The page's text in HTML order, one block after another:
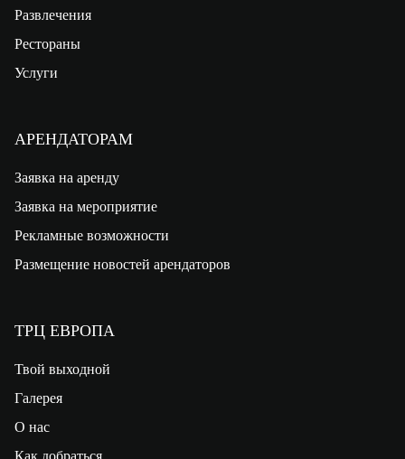
Развлечения
Рестораны
Услуги
АРЕНДАТОРАМ
Заявка на аренду
Заявка на мероприятие
Рекламные возможности
Размещение новостей арендаторов
ТРЦ ЕВРОПА
Твой выходной
Галерея
О нас
Как добраться